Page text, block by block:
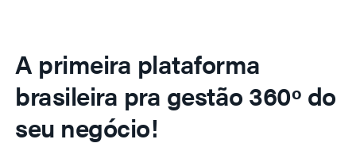
A primeira plataforma
brasileira pra gestão 360º do
seu negócio!